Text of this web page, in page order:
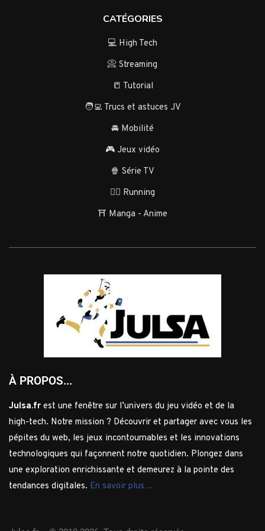
CATÉGORIES
💻 High Tech
📀 Streaming
📒 Tutorial
🧑‍💻 Trucs et astuces JV
🚘 Mobilité
🎮 Jeux vidéo
🍿 Série TV
🏃‍♂️ Running
⛩️ Manga - Anime
À PROPOS...
Julsa.fr est une fenêtre sur l’univers du jeu vidéo et de la
high-tech. Notre mission ? Découvrir et partager avec vous les
pépites du web, les jeux incontournables et les innovations
technologiques qui façonnent notre quotidien. Plongez dans
une exploration enrichissante et demeurez à la pointe des
tendances digitales. En savoir plus…